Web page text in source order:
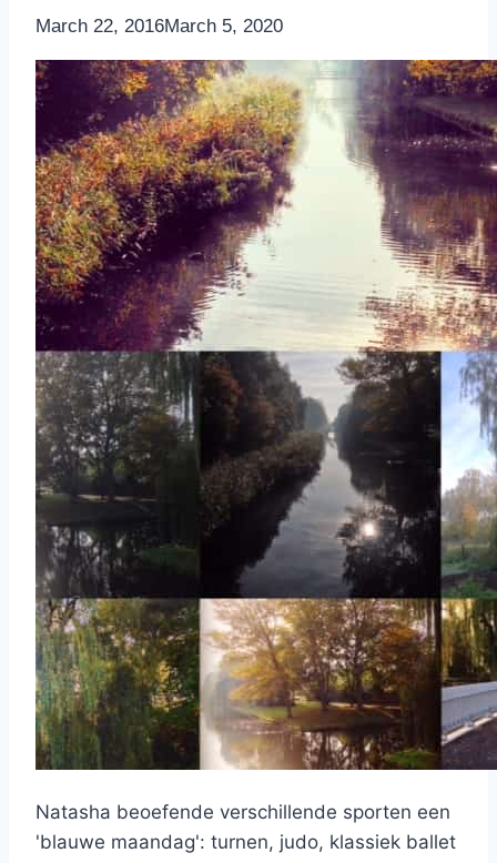
ByNicole
March 22, 2016March 5, 2020
Natasha beoefende verschillende sporten een
'blauwe maandag': turnen, judo, klassiek ballet